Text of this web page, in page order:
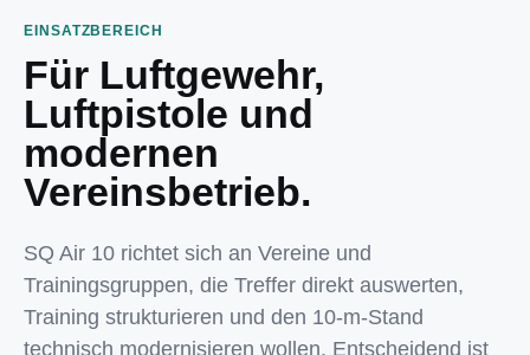
EINSATZBEREICH
Für Luftgewehr,
Luftpistole und
modernen
Vereinsbetrieb.
SQ Air 10 richtet sich an Vereine und
Trainingsgruppen, die Treffer direkt auswerten,
Training strukturieren und den 10-m-Stand
technisch modernisieren wollen. Entscheidend ist